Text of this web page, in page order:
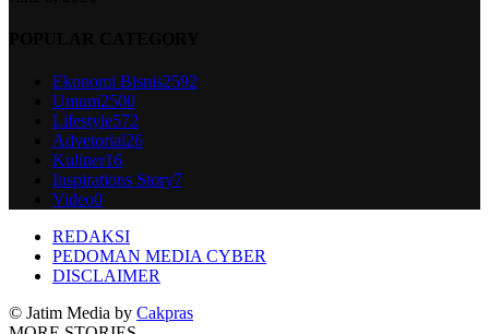
Ekonomi Bisnis2592
Umum2500
Lifestyle572
Advetorial26
Kuliner16
Inspirations Story7
Video0
REDAKSI
PEDOMAN MEDIA CYBER
DISCLAIMER
© Jatim Media by Cakpras